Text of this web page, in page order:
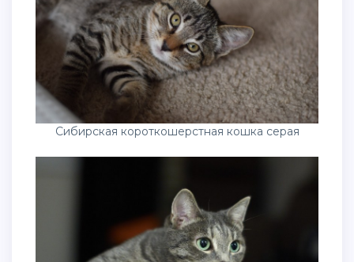
Сибирская короткошерстная кошка серая